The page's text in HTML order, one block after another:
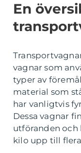
En
vagnar som
typer av
material som
har vanligtvis
Dessa vagnar
utföranden och
kilo upp till